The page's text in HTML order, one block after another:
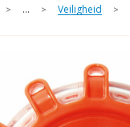
> ... > Veiligheid >